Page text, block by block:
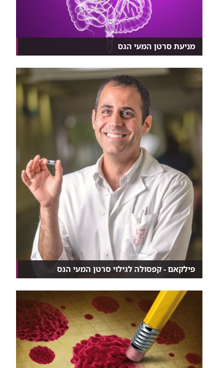
מניעת סרטן המעי הגס
אבחון מוקדם, גנטיקה שמציבה סיכון, ניהול אורח חיים...
פילקאם - קפסולה לגילוי סרטן המעי הגס
הכירו את PillCam Colon 2: גלולת מצלמה זעירה לגילוי...